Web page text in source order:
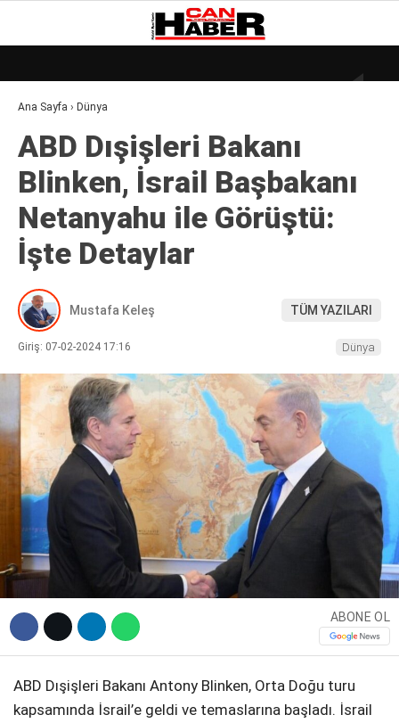
WhatsApp İhbar Hattı
Facebook
Instagram
21.4°
GALERİ
DÜNYA
EKONOMI
GÜNDEM
KÜLÜR – SANAT
MAGAZIN
SAĞLIK
ASAYIŞ
DIĞER
Ana Sayfa › Dünya
ABD Dışişleri Bakanı
Blinken, İsrail Başbakanı
Netanyahu ile Görüştü:
İşte Detaylar
Mustafa Keleş TÜM YAZILARI
Giriş: 07-02-2024 17:16 Dünya
ABONE OL
ABD Dışişleri Bakanı Antony Blinken, Orta Doğu turu
kapsamında İsrail’e geldi ve temaslarına başladı. İsrail